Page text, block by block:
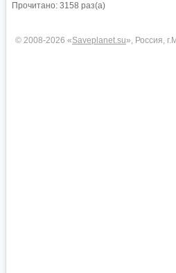
Прочитано: 3158 раз(а)
© 2008-2026 «Saveplanet.su», Россия,